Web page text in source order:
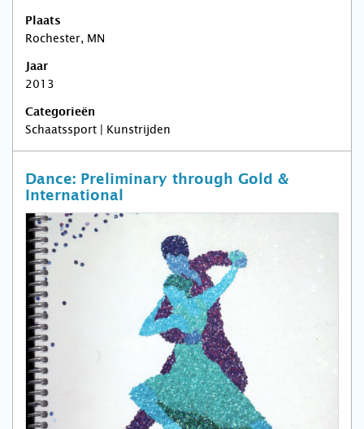
Plaats
Rochester, MN
Jaar
2013
Categorieën
Schaatssport | Kunstrijden
Dance: Preliminary through Gold &
International